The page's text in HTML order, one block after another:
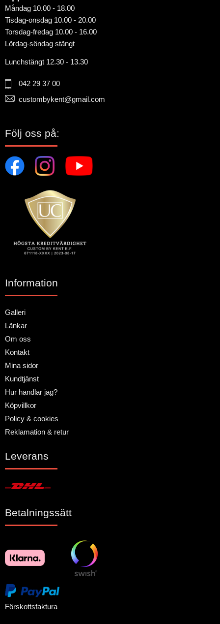
Måndag 10.00 - 18.00
Tisdag-onsdag 10.00 - 20.00
Torsdag-fredag 10.00 - 16.00
Lördag-söndag stängt
Lunchstängt 12.30 - 13.30
042 29 37 00
custombykent@gmail.com
Följ oss på:
Information
Galleri
Länkar
Om oss
Kontakt
Mina sidor
Kundtjänst
Hur handlar jag?
Köpvillkor
Policy & cookies
Reklamation & retur
Leverans
Betalningssätt
Förskottsfaktura